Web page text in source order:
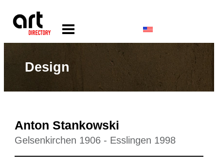
Design
Anton Stankowski
Gelsenkirchen 1906 - Esslingen 1998